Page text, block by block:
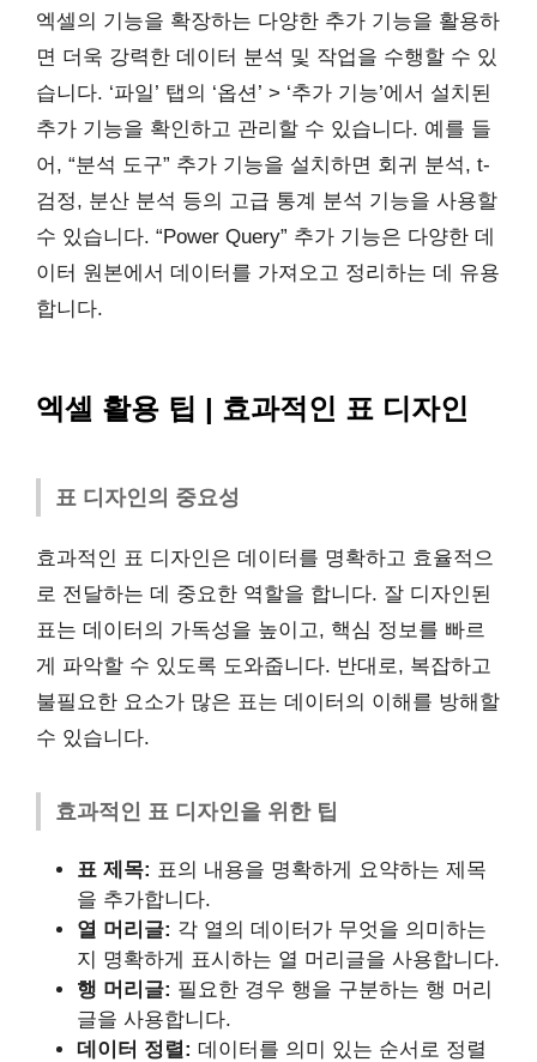
엑셀의 기능을 확장하는 다양한 추가 기능을 활용하
면 더욱 강력한 데이터 분석 및 작업을 수행할 수 있
습니다. ‘파일’ 탭의 ‘옵션’ > ‘추가 기능’에서 설치된
추가 기능을 확인하고 관리할 수 있습니다. 예를 들
어, “분석 도구” 추가 기능을 설치하면 회귀 분석, t-
검정, 분산 분석 등의 고급 통계 분석 기능을 사용할
수 있습니다. “Power Query” 추가 기능은 다양한 데
이터 원본에서 데이터를 가져오고 정리하는 데 유용
합니다.
엑셀 활용 팁 | 효과적인 표 디자인
표 디자인의 중요성
효과적인 표 디자인은 데이터를 명확하고 효율적으
로 전달하는 데 중요한 역할을 합니다. 잘 디자인된
표는 데이터의 가독성을 높이고, 핵심 정보를 빠르
게 파악할 수 있도록 도와줍니다. 반대로, 복잡하고
불필요한 요소가 많은 표는 데이터의 이해를 방해할
수 있습니다.
효과적인 표 디자인을 위한 팁
표 제목: 표의 내용을 명확하게 요약하는 제목
을 추가합니다.
열 머리글: 각 열의 데이터가 무엇을 의미하는
지 명확하게 표시하는 열 머리글을 사용합니다.
행 머리글: 필요한 경우 행을 구분하는 행 머리
글을 사용합니다.
데이터 정렬: 데이터를 의미 있는 순서로 정렬